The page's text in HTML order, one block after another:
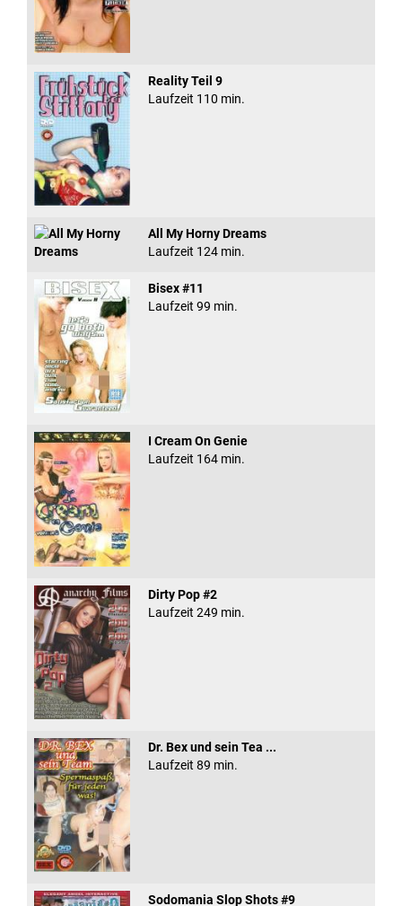
Reality Teil 9
Laufzeit 110 min.
All My Horny Dreams
Laufzeit 124 min.
Bisex #11
Laufzeit 99 min.
I Cream On Genie
Laufzeit 164 min.
Dirty Pop #2
Laufzeit 249 min.
Dr. Bex und sein Tea ...
Laufzeit 89 min.
Sodomania Slop Shots #9